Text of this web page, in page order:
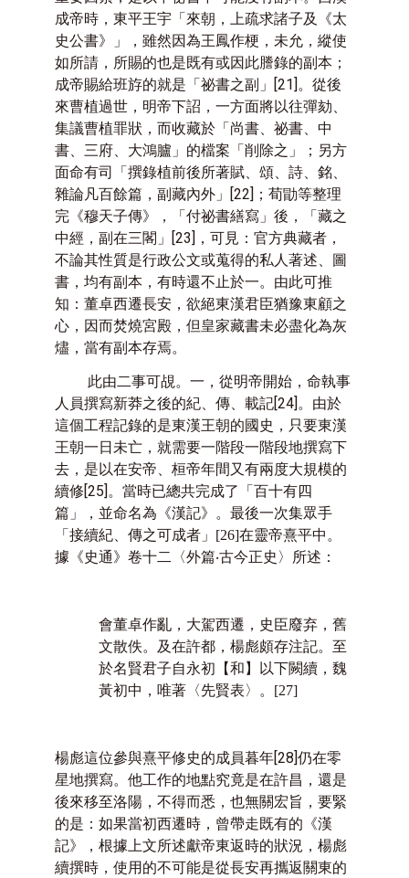
成帝時，東平王宇「來朝，上疏求諸子及《太
史公書》」，雖然因為王鳳作梗，未允，縱使
如所請，所賜的也是既有或因此謄錄的副本；
成帝賜給班斿的就是「祕書之副」 [21] 。從後
來曹植過世，明帝下詔，一方面將以往彈劾、
集議曹植罪狀，而收藏於「尚書、祕書、中
書、三府、大鴻臚」的檔案「削除之」；另方
面命有司「撰錄植前後所著賦、頌、詩、銘、
雜論凡百餘篇，副藏內外」 [22] ；荀勖等整理
完《穆天子傳》，「付祕書繕寫」後，「藏之
中經，副在三閣」 [23] ，可見：官方典藏者，
不論其性質是行政公文或蒐得的私人著述、圖
書，均有副本，有時還不止於一。由此可推
知：董卓西遷長安，欲絕東漢君臣猶豫東顧之
心，因而焚燒宮殿，但皇家藏書未必盡化為灰
燼，當有副本存焉。
此由二事可覘。一，從明帝開始，命執事
人員撰寫新莽之後的紀、傳、載記[24] 。由於
這個工程記錄的是東漢王朝的國史，只要東漢
王朝一日未亡，就需要一階段一階段地撰寫下
去，是以在安帝、桓帝年間又有兩度大規模的
續修[25] 。當時已總共完成了「百十有四
篇」，並命名為《漢記》。最後一次集眾手
「接續紀、傳之可成者 」 [26]在靈帝熹平中。
據《史通》卷十二〈外篇‧古今正史〉所述：
會董卓作亂，大駕西遷，史臣廢弃，舊
文散佚。及在許都，楊彪頗存注記。至
於名賢君子自永初【和】以下闕續，魏
黃初中，唯著〈先賢表〉。 [27]
楊彪這位參與熹平修史的成員暮年[28]仍在零
星地撰寫。他工作的地點究竟是在許昌，還是
後來移至洛陽，不得而悉，也無關宏旨，要緊
的是：如果當初西遷時，曾帶走既有的《漢
記》，根據上文所述獻帝東返時的狀況，楊彪
續撰時，使用的不可能是從長安再攜返關東的